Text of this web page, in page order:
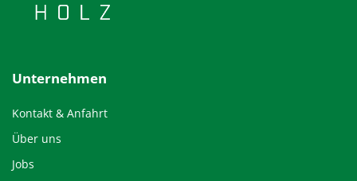
Unternehmen
Kontakt & Anfahrt
Über uns
Jobs